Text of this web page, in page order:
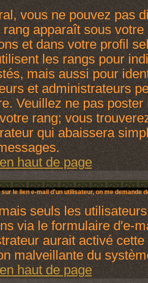
vous ne pouvez pas
rang apparaît sous
et dans votre profil
les rangs pour
mais aussi pour
et administrateurs
Veuillez ne pas
rang; vous
qui abaissera
haut de page
le lien e-mail d'un utilisateur, on me demande
seuls les
via le formulaire d'e-
aurait activé
malveillante du
haut de page